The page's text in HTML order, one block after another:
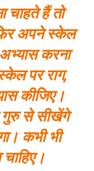
चाहते हैं तो
अपने स्केल
करना
पर राग,
कीजिए।
गुरु से सीखेंगे
कभी भी